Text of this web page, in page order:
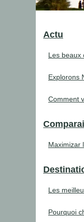
Actu
Les beaux
Explorons
Comment
Maximizar
Les
Pourquoi